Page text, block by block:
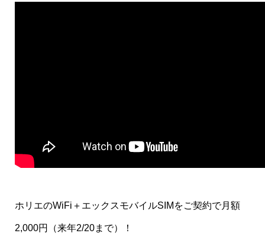
ホリエのWiFi＋エックスモバイルSIMをご契約で月額
2,000円（来年2/20まで）！